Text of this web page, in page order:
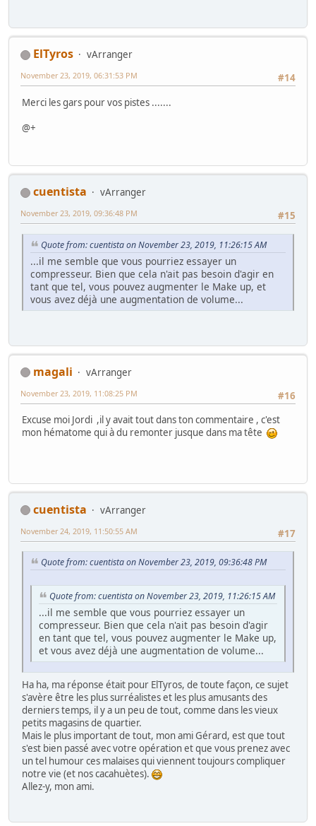
ElTyros
vArranger
#14
November 23, 2019, 06:31:53 PM
Merci les gars pour vos pistes .......
@+
cuentista
vArranger
#15
November 23, 2019, 09:36:48 PM
Quote from: cuentista on November 23, 2019, 11:26:15 AM
...il me semble que vous pourriez essayer un
compresseur. Bien que cela n'ait pas besoin d'agir en
tant que tel, vous pouvez augmenter le Make up, et
vous avez déjà une augmentation de volume...
magali
vArranger
#16
November 23, 2019, 11:08:25 PM
Excuse moi Jordi ,il y avait tout dans ton commentaire , c'est
mon hématome qui à du remonter jusque dans ma tête
cuentista
vArranger
#17
November 24, 2019, 11:50:55 AM
Quote from: cuentista on November 23, 2019, 09:36:48 PM
Quote from: cuentista on November 23, 2019, 11:26:15 AM
...il me semble que vous pourriez essayer un
compresseur. Bien que cela n'ait pas besoin d'agir
en tant que tel, vous pouvez augmenter le Make up,
et vous avez déjà une augmentation de volume...
Ha ha, ma réponse était pour ElTyros, de toute façon, ce sujet
s'avère être les plus surréalistes et les plus amusants des
derniers temps, il y a un peu de tout, comme dans les vieux
petits magasins de quartier.
Mais le plus important de tout, mon ami Gérard, est que tout
s'est bien passé avec votre opération et que vous prenez avec
un tel humour ces malaises qui viennent toujours compliquer
notre vie (et nos cacahuètes).
Allez-y, mon ami.